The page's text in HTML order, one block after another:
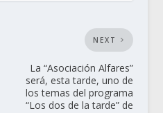
NEXT
La “Asociación Alfares”
será, esta tarde, uno de
los temas del programa
“Los dos de la tarde” de